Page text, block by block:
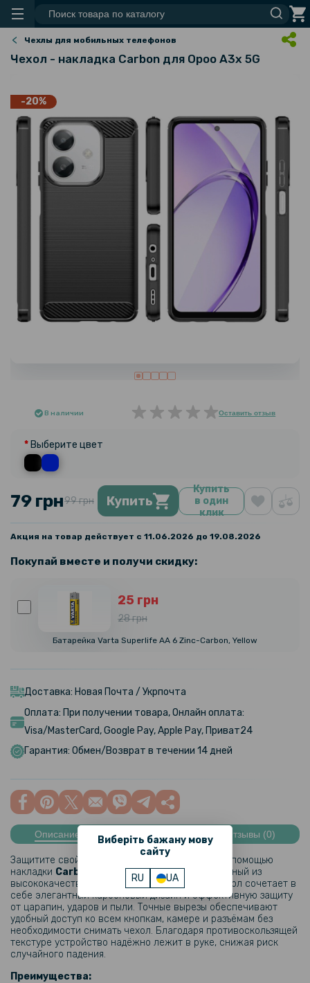
Виберіть бажану мову
сайту
RU UA
Чехлы для мобильных телефонов
Чехол - накладка Carbon для Opoo A3x 5G
-20%
В наличии Оставить отзыв
Выберите цвет
79 грн99 грн Купить
Купить
в один
клик
Акция на товар действует с 11.06.2026 до 19.08.2026
Покупай вместе и получи скидку:
25 грн
28 грн
Батарейка Varta Superlife AA 6 Zinc-Carbon, Yellow
Доставка: Новая Почта / Укрпочта
Оплата: При получении товара, Онлайн оплата:
Visa/MasterCard, Google Pay, Apple Pay, Приват24
Гарантия: Обмен/Возврат в течении 14 дней
Описание Характеристики Отзывы (0)
Защитите свой смартфон стильно и надёжно с помощью
накладки Carbon Opoo A3x 5G​​. Изготовленный из
высококачественного TPU-материала, этот чехол сочетает в
себе элегантный карбоновый дизайн и эффективную защиту
от царапин, ударов и пыли. Точные вырезы обеспечивают
удобный доступ ко всем кнопкам, камере и разъёмам без
необходимости снимать чехол. Благодаря противоскользящей
текстуре устройство надёжно лежит в руке, снижая риск
случайного падения.
Преимущества: